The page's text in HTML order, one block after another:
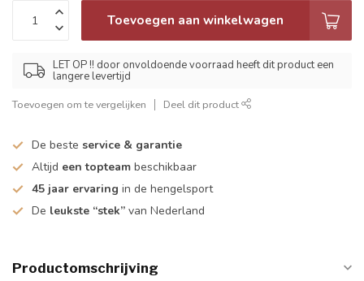
Toevoegen aan winkelwagen
LET OP !! door onvoldoende voorraad heeft dit product een
langere levertijd
Toevoegen om te vergelijken Deel dit product
De beste service & garantie
Altijd een topteam beschikbaar
45 jaar ervaring in de hengelsport
De leukste “stek” van Nederland
Productomschrijving